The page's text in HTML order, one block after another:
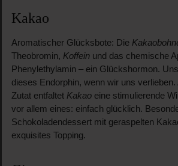
Kakao
Aromatischer Glücksbote: Die
Theobromin, Koffeinund das chemische
Phenylethylamin – ein Glückshormon.
dieses Endorphin, wenn wir uns
Zutat entfaltet Kakaoeine stimulierende
vor allem eines: einfach glücklich.
Schokoladendessert mit geraspelten
exquisites Topping.